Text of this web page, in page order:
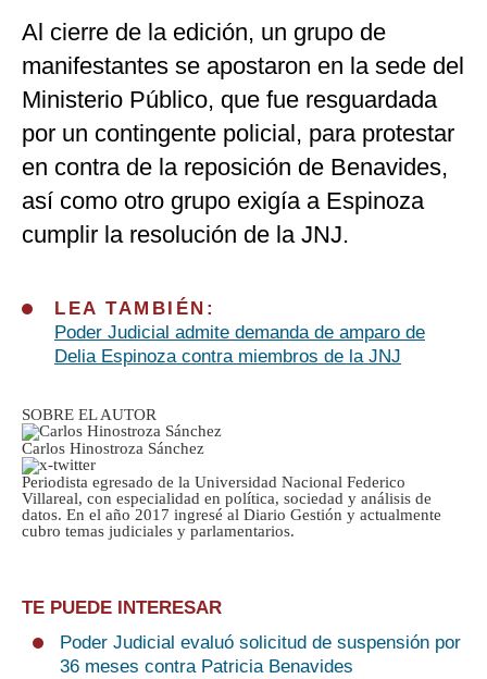
Al cierre de la edición, un grupo de
manifestantes se apostaron en la sede del
Ministerio Público, que fue resguardada
por un contingente policial, para protestar
en contra de la reposición de Benavides,
así como otro grupo exigía a Espinoza
cumplir la resolución de la JNJ.
LEA TAMBIÉN:
Poder Judicial admite demanda de amparo de
Delia Espinoza contra miembros de la JNJ
SOBRE EL AUTOR
Carlos Hinostroza Sánchez
Periodista egresado de la Universidad Nacional Federico
Villareal, con especialidad en política, sociedad y análisis de
datos. En el año 2017 ingresé al Diario Gestión y actualmente
cubro temas judiciales y parlamentarios.
TE PUEDE INTERESAR
Poder Judicial evaluó solicitud de suspensión por
36 meses contra Patricia Benavides